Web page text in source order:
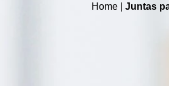
Home| Juntas